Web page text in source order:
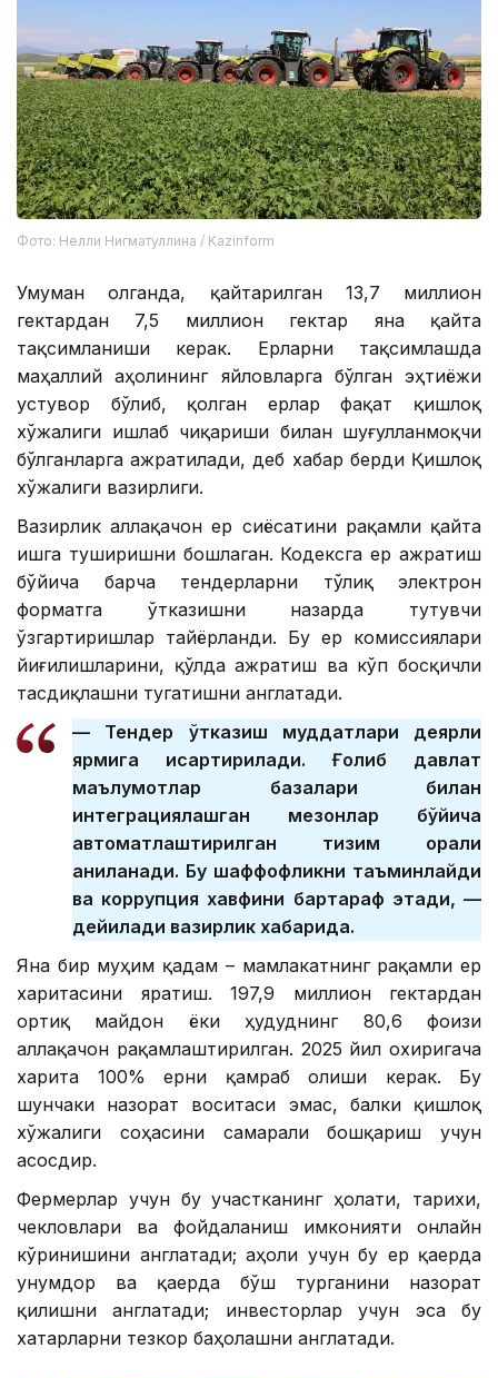
Фото: Нелли Нигматуллина / Kazinform
Умуман олганда, қайтарилган 13,7 миллион
гектардан 7,5 миллион гектар яна қайта
тақсимланиши керак. Ерларни тақсимлашда
маҳаллий аҳолининг яйловларга бўлган эҳтиёжи
устувор бўлиб, қолган ерлар фақат қишлоқ
хўжалиги ишлаб чиқариши билан шуғулланмоқчи
бўлганларга ажратилади, деб хабар берди Қишлоқ
хўжалиги вазирлиги.
Вазирлик аллақачон ер сиёсатини рақамли қайта
ишга туширишни бошлаган. Кодексга ер ажратиш
бўйича барча тендерларни тўлиқ электрон
форматга ўтказишни назарда тутувчи
ўзгартиришлар тайёрланди. Бу ер комиссиялари
йиғилишларини, қўлда ажратиш ва кўп босқичли
тасдиқлашни тугатишни англатади.
— Тендер ўтказиш муддатлари деярли
ярмига қисқартирилади. Ғолиб давлат
маълумотлар базалари билан
интеграциялашган мезонлар бўйича
автоматлаштирилган тизим орқали
аниқланади. Бу шаффофликни таъминлайди
ва коррупция хавфини бартараф этади, —
дейилади вазирлик хабарида.
Яна бир муҳим қадам – мамлакатнинг рақамли ер
харитасини яратиш. 197,9 миллион гектардан
ортиқ майдон ёки ҳудуднинг 80,6 фоизи
аллақачон рақамлаштирилган. 2025 йил охиригача
харита 100% ерни қамраб олиши керак. Бу
шунчаки назорат воситаси эмас, балки қишлоқ
хўжалиги соҳасини самарали бошқариш учун
асосдир.
Фермерлар учун бу участканинг ҳолати, тарихи,
чекловлари ва фойдаланиш имконияти онлайн
кўринишини англатади; аҳоли учун бу ер қаерда
унумдор ва қаерда бўш турганини назорат
қилишни англатади; инвесторлар учун эса бу
хатарларни тезкор баҳолашни англатади.